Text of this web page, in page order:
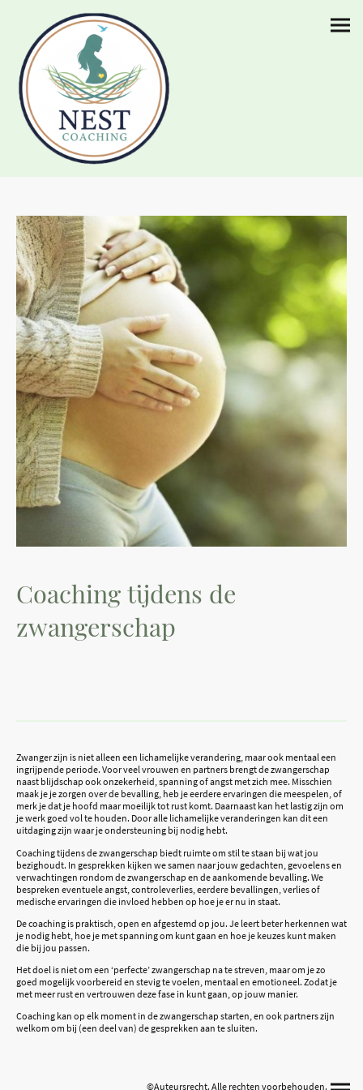
Coaching tijdens de
zwangerschap
Zwanger zijn is niet alleen een lichamelijke verandering, maar ook mentaal een
ingrijpende periode. Voor veel vrouwen en partners brengt de zwangerschap
naast blijdschap ook onzekerheid, spanning of angst met zich mee. Misschien
maak je je zorgen over de bevalling, heb je eerdere ervaringen die meespelen, of
merk je dat je hoofd maar moeilijk tot rust komt. Daarnaast kan het lastig zijn om
je werk goed vol te houden. Door alle lichamelijke veranderingen kan dit een
uitdaging zijn waar je ondersteuning bij nodig hebt.
Coaching tijdens de zwangerschap biedt ruimte om stil te staan bij wat jou
bezighoudt. In gesprekken kijken we samen naar jouw gedachten, gevoelens en
verwachtingen rondom de zwangerschap en de aankomende bevalling. We
bespreken eventuele angst, controleverlies, eerdere bevallingen, verlies of
medische ervaringen die invloed hebben op hoe je er nu in staat.
De coaching is praktisch, open en afgestemd op jou. Je leert beter herkennen wat
je nodig hebt, hoe je met spanning om kunt gaan en hoe je keuzes kunt maken
die bij jou passen.
Het doel is niet om een ‘perfecte’ zwangerschap na te streven, maar om je zo
goed mogelijk voorbereid en stevig te voelen, mentaal en emotioneel. Zodat je
met meer rust en vertrouwen deze fase in kunt gaan, op jouw manier.
Coaching kan op elk moment in de zwangerschap starten, en ook partners zijn
welkom om bij (een deel van) de gesprekken aan te sluiten.
©Auteursrecht. Alle rechten voorbehouden.